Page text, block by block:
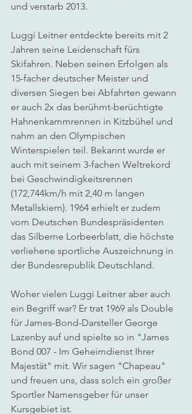
und verstarb 2013.
Luggi Leitner entdeckte bereits mit 2
Jahren seine Leidenschaft fürs
Skifahren. Neben seinen Erfolgen als
15-facher deutscher Meister und
diversen Siegen bei Abfahrten gewann
er auch 2x das berühmt-berüchtigte
Hahnenkammrennen in Kitzbühel und
nahm an den Olympischen
Winterspielen teil. Bekannt wurde er
auch mit seinem 3-fachen Weltrekord
bei Geschwindigkeitsrennen
(172,744km/h mit 2,40 m langen
Metallskiern). 1964 erhielt er zudem
vom Deutschen Bundespräsidenten
das Silberne Lorbeerblatt, die höchste
verliehene sportliche Auszeichnung in
der Bundesrepublik Deutschland.
Woher vielen Luggi Leitner aber auch
ein Begriff war? Er trat 1969 als Double
für James-Bond-Darsteller George
Lazenby auf und spielte so in "James
Bond 007 - Im Geheimdienst Ihrer
Majestät" mit. Wir sagen "Chapeau"
und freuen uns, dass solch ein großer
Sportler Namensgeber für unser
Kursgebiet ist.